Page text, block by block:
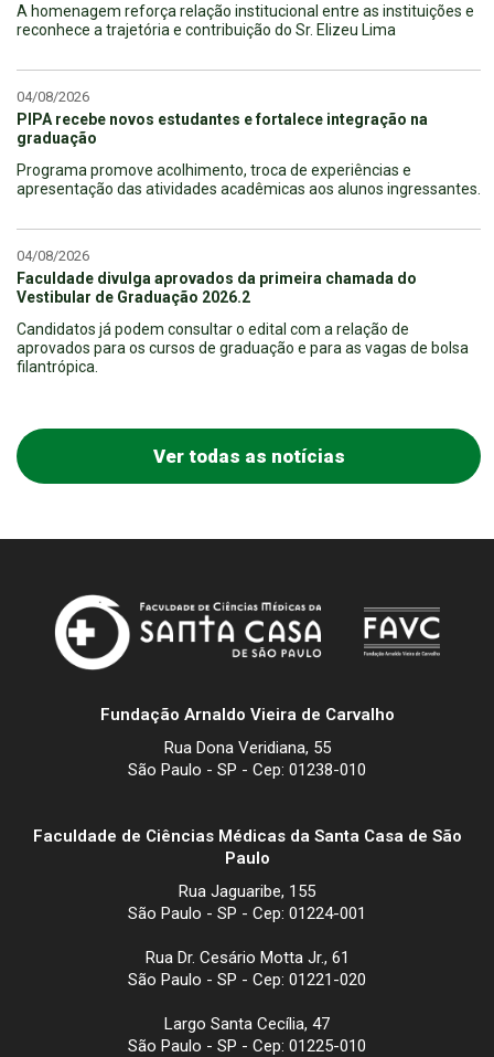
A homenagem reforça relação institucional entre as instituições e
reconhece a trajetória e contribuição do Sr. Elizeu Lima
04/08/2026
PIPA recebe novos estudantes e fortalece integração na
graduação
Programa promove acolhimento, troca de experiências e
apresentação das atividades acadêmicas aos alunos ingressantes.
04/08/2026
Faculdade divulga aprovados da primeira chamada do
Vestibular de Graduação 2026.2
Candidatos já podem consultar o edital com a relação de
aprovados para os cursos de graduação e para as vagas de bolsa
filantrópica.
Ver todas as notícias
Fundação Arnaldo Vieira de Carvalho
Rua Dona Veridiana, 55
São Paulo - SP - Cep: 01238-010
Faculdade de Ciências Médicas da Santa Casa de São
Paulo
Rua Jaguaribe, 155
São Paulo - SP - Cep: 01224-001
Rua Dr. Cesário Motta Jr., 61
São Paulo - SP - Cep: 01221-020
Largo Santa Cecília, 47
São Paulo - SP - Cep: 01225-010